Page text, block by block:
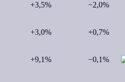
+3,5% −2,0%
+3,0% +0,7%
+9,1% −0,1%